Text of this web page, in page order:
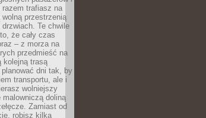
trafiasz na
wolną przestrzenią
Te chwile
że cały czas
– z morza na
przedmieść na
kolejną trasą
dni tak, by
transportu, ale i
wolniejszy
doliną
Zamiast od
robisz kilka